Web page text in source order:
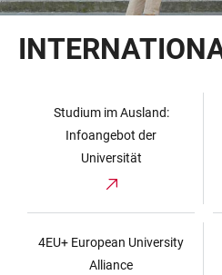
Studium im Ausland:
Infoangebot der
Universität
4EU+ European University
Alliance